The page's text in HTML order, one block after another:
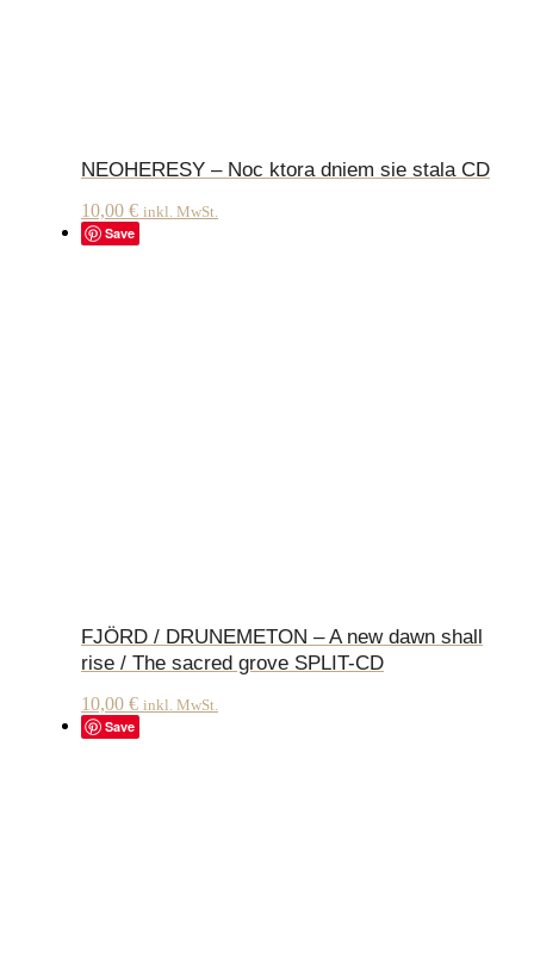
NEOHERESY – Noc ktora dniem sie stala CD
10,00 € inkl. MwSt.
Save
FJÖRD / DRUNEMETON – A new dawn shall
rise / The sacred grove SPLIT-CD
10,00 € inkl. MwSt.
Save